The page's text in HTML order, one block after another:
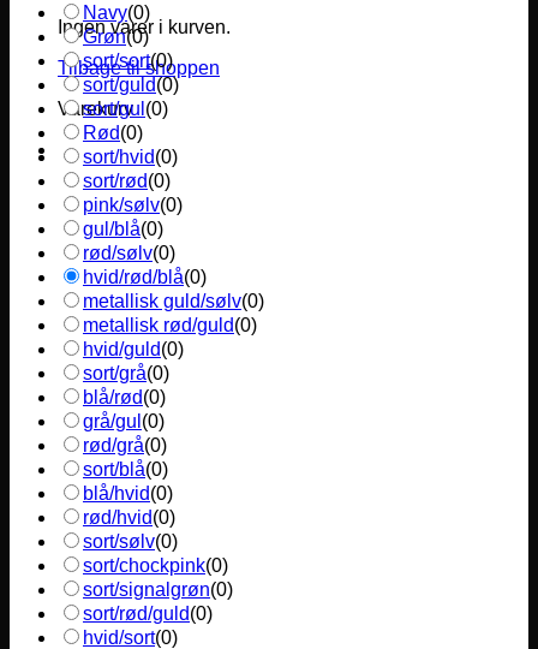
Ingen varer i kurven.
Tilbage til shoppen
Varekurv
Navy(0)
Grøn(0)
sort/sort(0)
sort/guld(0)
sort/gul (0)
Rød(0)
sort/hvid(0)
sort/rød(0)
pink/sølv(0)
gul/blå(0)
rød/sølv(0)
hvid/rød/blå(0)
metallisk guld/sølv(0)
metallisk rød/guld(0)
hvid/guld(0)
sort/grå(0)
blå/rød(0)
grå/gul (0)
rød/grå(0)
sort/blå(0)
blå/hvid(0)
rød/hvid(0)
sort/sølv(0)
sort/chockpink(0)
sort/signalgrøn(0)
sort/rød/guld(0)
hvid/sort(0)